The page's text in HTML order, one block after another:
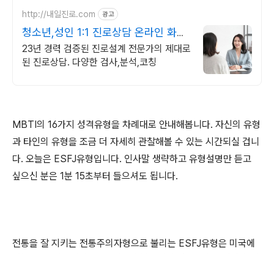
http://내일진로.com 광고
청소년,성인 1:1 진로상담 온라인 화상
진로/고민상담
23년 경력 검증된 진로설계 전문가의 제대로
된 진로상담. 다양한 검사,분석,코칭
MBTI의 16가지 성격유형을 차례대로 안내해봅니다. 자신의 유형
과 타인의 유형을 조금 더 자세히 관찰해볼 수 있는 시간되실 겁니
다. 오늘은 ESFJ유형입니다. 인사말 생략하고 유형설명만 듣고
싶으신 분은 1분 15초부터 들으셔도 됩니다.
전통을 잘 지키는 전통주의자형으로 불리는 ESFJ유형은 미국에